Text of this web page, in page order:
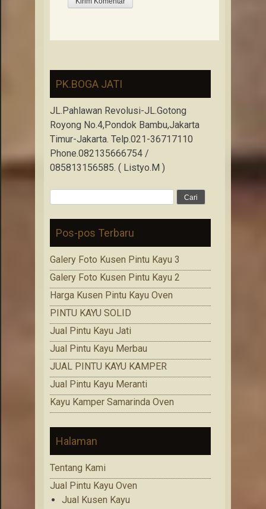
PK.BOGA JATI
JL.Pahlawan Revolusi-JL.Gotong
Royong No.4,Pondok Bambu,Jakarta
Timur-Jakarta. Telp.021-36717110
Phone.082135666754 /
085813156585. ( Listyo.M )
Pos-pos Terbaru
Galery Foto Kusen Pintu Kayu 3
Galery Foto Kusen Pintu Kayu 2
Harga Kusen Pintu Kayu Oven
PINTU KAYU SOLID
Jual Pintu Kayu Jati
Jual Pintu Kayu Merbau
JUAL PINTU KAYU KAMPER
Jual Pintu Kayu Meranti
Kayu Kamper Samarinda Oven
Halaman
Tentang Kami
Jual Pintu Kayu Oven
Jual Kusen Kayu